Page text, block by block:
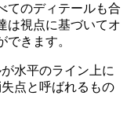
てのディテールも合
は視点に基づいてオ
きます。
水平のライン上に
点と呼ばれるもの